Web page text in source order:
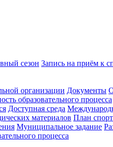
сезон Запись на приём к
организации Документы
образовательного процесса
Доступная среда
материалов План
Муниципальное задание
процесса